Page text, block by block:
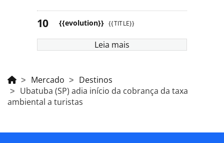
{{evolution}} {{TITLE}}
Leia mais
Mercado
Destinos
Ubatuba (SP) adia início da cobrança da taxa
ambiental a turistas